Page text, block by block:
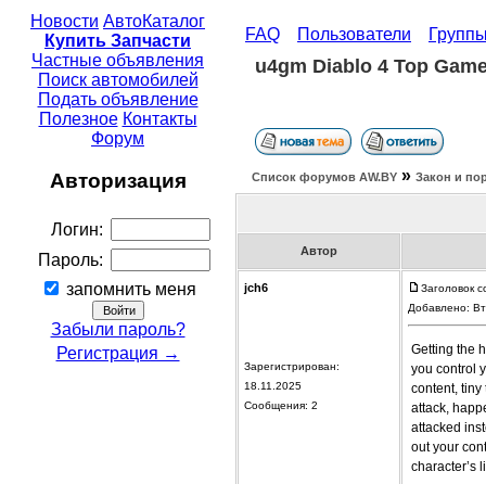
Новости АвтоКаталог
Купить Запчасти
Частные объявления
Поиск автомобилей
Подать объявление
Полезное Контакты
Форум
Авторизация
Логин:
Пароль:
запомнить меня
Забыли пароль?
Регистрация →
FAQ Пользователи
u4gm Diablo 4 Top
Список форумов АW.BY » Закон и
Автор
jch6
Зарегистрирован:
18.11.2025
Сообщения: 2
Заголовок
Добавлено:
Getting the
you control
content, tiny
attack,
attacked
out your
character’s